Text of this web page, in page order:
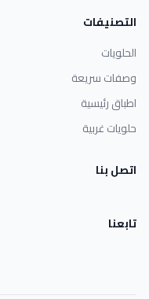
التصنيفات
الحلويات
وصفات سريعة
اطباق رئيسية
حلويات غربية
اتصل بنا
تابعنا